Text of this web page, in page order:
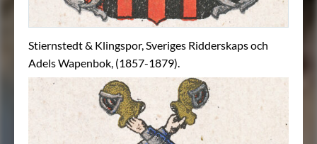
Stiernstedt & Klingspor, Sveriges Ridderskaps och
Adels Wapenbok, (1857-1879).